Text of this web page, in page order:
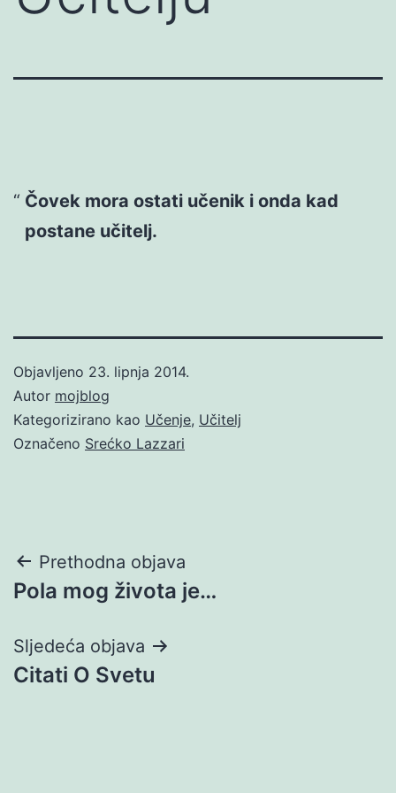
Čovek mora ostati učenik i onda kad
postane učitelj.
Objavljeno 23. lipnja 2014.
Autor mojblog
Kategorizirano kao Učenje, Učitelj
Označeno Srećko Lazzari
Navigacija
objava
Prethodna objava
Pola mog života je…
Sljedeća objava
Citati O Svetu